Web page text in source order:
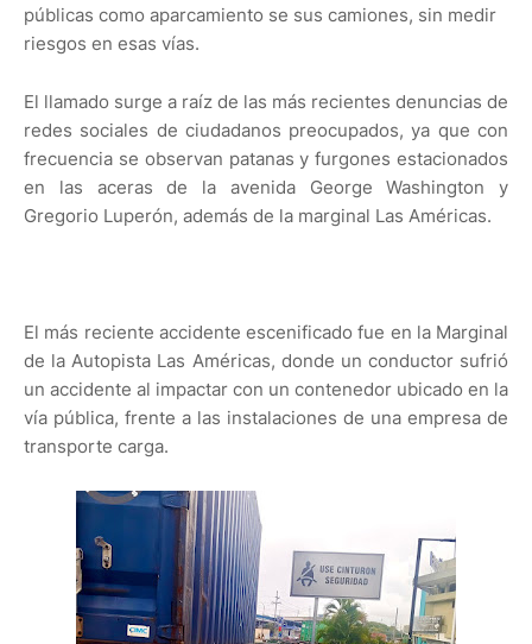
públicas como aparcamiento se sus camiones, sin medir
riesgos en esas vías.
El llamado surge a raíz de las más recientes denuncias de
redes sociales de ciudadanos preocupados, ya que con
frecuencia se observan patanas y furgones estacionados
en las aceras de la avenida George Washington y
Gregorio Luperón, además de la marginal Las Américas.
El más reciente accidente escenificado fue en la Marginal
de la Autopista Las Américas, donde un conductor sufrió
un accidente al impactar con un contenedor ubicado en la
vía pública, frente a las instalaciones de una empresa de
transporte carga.